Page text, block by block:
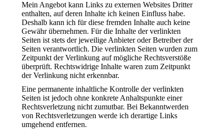
Mein Angebot kann Links zu externen Websites Dritter
enthalten, auf deren Inhalte ich keinen Einfluss habe.
Deshalb kann ich für diese fremden Inhalte auch keine
Gewähr übernehmen. Für die Inhalte der verlinkten
Seiten ist stets der jeweilige Anbieter oder Betreiber der
Seiten verantwortlich. Die verlinkten Seiten wurden zum
Zeitpunkt der Verlinkung auf mögliche Rechtsverstöße
überprüft. Rechtswidrige Inhalte waren zum Zeitpunkt
der Verlinkung nicht erkennbar.
Eine permanente inhaltliche Kontrolle der verlinkten
Seiten ist jedoch ohne konkrete Anhaltspunkte einer
Rechtsverletzung nicht zumutbar. Bei Bekanntwerden
von Rechtsverletzungen werde ich derartige Links
umgehend entfernen.